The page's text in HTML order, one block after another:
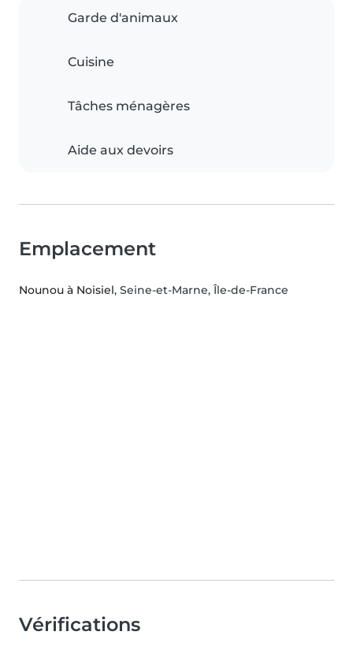
Garde d'animaux
Cuisine
Tâches ménagères
Aide aux devoirs
Emplacement
Nounou à Noisiel, Seine-et-Marne, Île-de-France
Vérifications